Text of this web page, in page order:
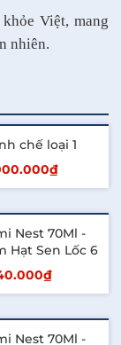
Việt, mang
nhiên.
chế loại 1
Nest 70Ml -
Hạt Sen Lốc 6
Nest 70Ml -